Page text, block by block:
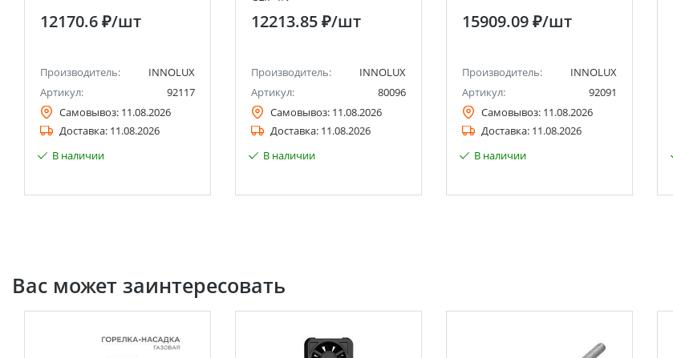
12170.6 ₽/шт
Производитель:
INNOLUX
Артикул:
92117
Самовывоз: 11.08.2026
Доставка: 11.08.2026
В наличии
12213.85 ₽/шт
Производитель:
INNOLUX
Артикул:
80096
Самовывоз: 11.08.2026
Доставка: 11.08.2026
В наличии
15909.09 ₽/шт
Производитель:
INNOLUX
Артикул:
92091
Самовывоз: 11.08.2026
Доставка: 11.08.2026
В наличии
Вас может заинтересовать